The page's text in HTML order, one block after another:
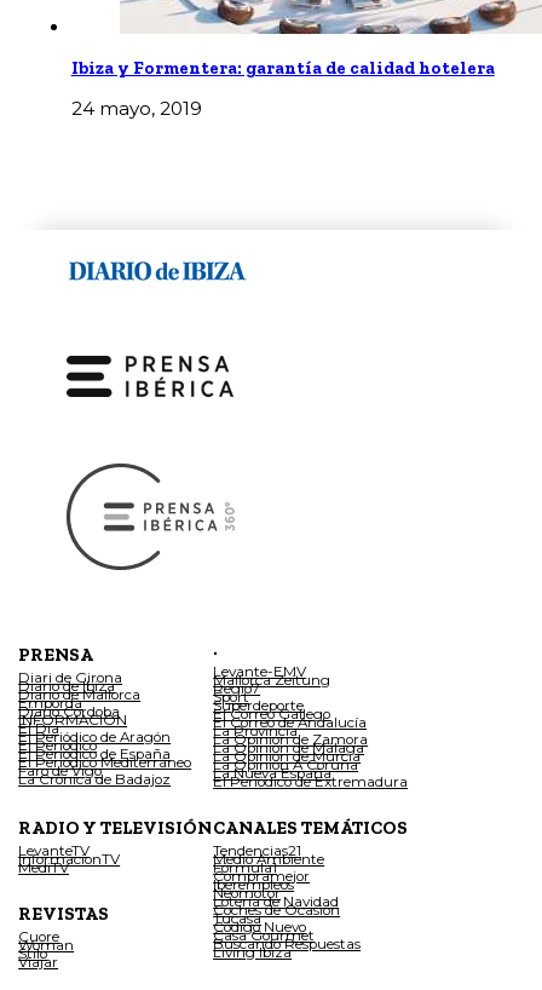
Ibiza y Formentera: garantía de calidad hotelera
24 mayo, 2019
PRENSA
Diari de Girona
Diario de Ibiza
Diario de Mallorca
Empordà
Diario Córdoba
INFORMACIÓN
El Día
El Periódico de Aragón
El Periódico
El Periódico de España
El Periódico Mediterráneo
Faro de Vigo
La Crónica de Badajoz
.
Levante-EMV
Mallorca Zeitung
Regio7
Sport
Superdeporte
El Correo Gallego
El Correo de Andalucía
La Provincia
La Opinión de Zamora
La Opinión de Málaga
La Opinión de Murcia
La Opinión A Coruña
La Nueva España
El Periódico de Extremadura
RADIO Y TELEVISIÓN
LevanteTV
InformacionTV
MediTV
REVISTAS
Cuore
Woman
Stilo
Viajar
CANALES TEMÁTICOS
Tendencias21
Medio Ambiente
Fórmula1
Compramejor
Iberempleos
Neomotor
Lotería de Navidad
Coches de Ocasión
Tucasa
Código Nuevo
Casa Gourmet
Buscando Respuestas
Living Ibiza